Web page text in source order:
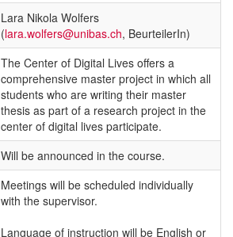
Lara Nikola Wolfers
(lara.wolfers@unibas.ch, BeurteilerIn)
The Center of Digital Lives offers a
comprehensive master project in which all
students who are writing their master
thesis as part of a research project in the
center of digital lives participate.
Will be announced in the course.
Meetings will be scheduled individually
with the supervisor.
Language of instruction will be English or